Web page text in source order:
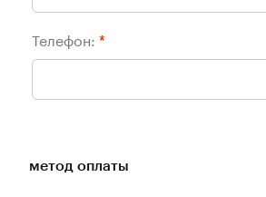
Телефон: *
метод оплаты